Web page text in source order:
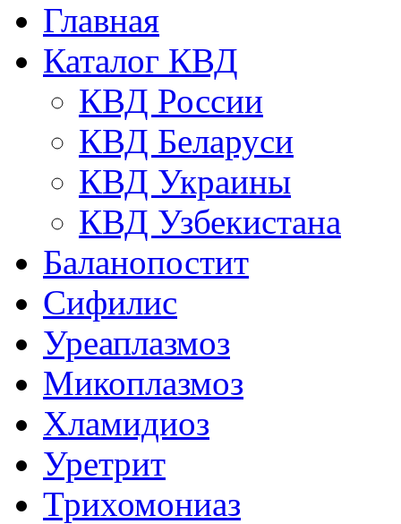
Главная
Каталог КВД
КВД России
КВД Беларуси
КВД Украины
КВД Узбекистана
Баланопостит
Сифилис
Уреаплазмоз
Микоплазмоз
Хламидиоз
Уретрит
Трихомониаз